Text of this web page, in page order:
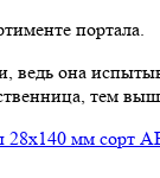
портала.
ведь она
тем
28x140 мм сорт